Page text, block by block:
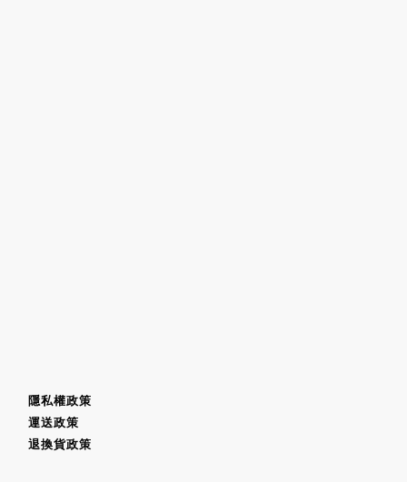
隱私權政策
運送政策
退換貨政策